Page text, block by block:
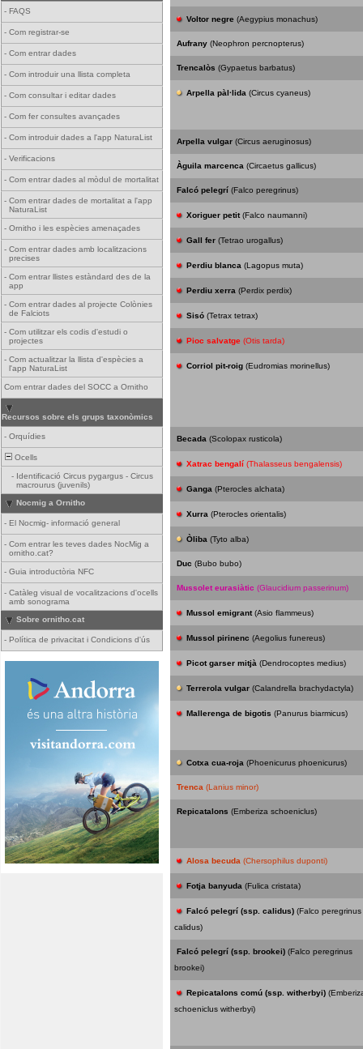
- FAQS
- Com registrar-se
- Com entrar dades
- Com introduir una llista completa
- Com consultar i editar dades
- Com fer consultes avançades
- Com introduir dades a l'app NaturaList
- Verificacions
- Com entrar dades al mòdul de mortalitat
- Com entrar dades de mortalitat a l'app
NaturaList
- Ornitho i les espècies amenaçades
- Com entrar dades amb localitzacions
precises
- Com entrar llistes estàndard des de la
app
- Com entrar dades al projecte Colònies
de Falciots
- Com utilitzar els codis d'estudi o
projectes
- Com actualitzar la llista d'espècies a
l'app NaturaList
Com entrar dades del SOCC a Ornitho
Recursos sobre els grups taxonòmics
- Orquídies
Ocells
- Identificació Circus pygargus - Circus
macrourus (juvenils)
Nocmig a Ornitho
- El Nocmig- informació general
- Com entrar les teves dades NocMig a
ornitho.cat?
- Guia introductòria NFC
- Catàleg visual de vocalitzacions d'ocells
amb sonograma
Sobre ornitho.cat
- Política de privacitat i Condicions d'ús
Voltor negre (Aegypius monachus)
Aufrany (Neophron percnopterus)
Trencalòs (Gypaetus barbatus)
Arpella pàl·lida (Circus cyaneus)
Arpella vulgar (Circus aeruginosus)
Àguila marcenca (Circaetus gallicus)
Falcó pelegrí (Falco peregrinus)
Xoriguer petit (Falco naumanni)
Gall fer (Tetrao urogallus)
Perdiu blanca (Lagopus muta)
Perdiu xerra (Perdix perdix)
Sisó (Tetrax tetrax)
Pioc salvatge (Otis tarda)
Corriol pit-roig (Eudromias morinellus)
Becada (Scolopax rusticola)
Xatrac bengalí (Thalasseus bengalensis)
Ganga (Pterocles alchata)
Xurra (Pterocles orientalis)
Òliba (Tyto alba)
Duc (Bubo bubo)
Mussolet eurasiàtic (Glaucidium passerinum)
Mussol emigrant (Asio flammeus)
Mussol pirinenc (Aegolius funereus)
Picot garser mitjà (Dendrocoptes medius)
Terrerola vulgar (Calandrella brachydactyla)
Mallerenga de bigotis (Panurus biarmicus)
Cotxa cua-roja (Phoenicurus phoenicurus)
Trenca (Lanius minor)
Repicatalons (Emberiza schoeniclus)
Alosa becuda (Chersophilus duponti)
Fotja banyuda (Fulica cristata)
Falcó pelegrí (ssp. calidus) (Falco peregrinus
calidus)
Falcó pelegrí (ssp. brookei) (Falco peregrinus
brookei)
Repicatalons comú (ssp. witherbyi)
schoeniclus witherbyi)